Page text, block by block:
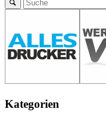
Kategorien